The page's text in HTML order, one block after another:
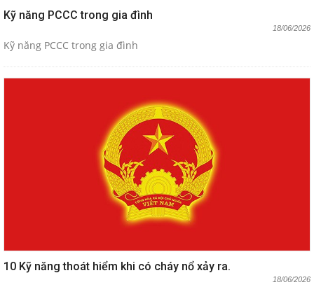
Kỹ năng PCCC trong gia đình
18/06/2026
Kỹ năng PCCC trong gia đình
10 Kỹ năng thoát hiểm khi có cháy nổ xảy ra.
18/06/2026